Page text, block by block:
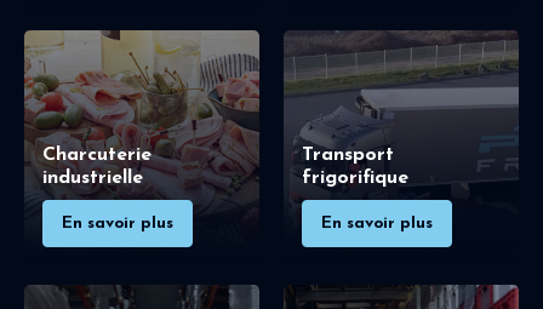
Charcuterie
industrielle
En savoir plus
Transport
frigorifique
En savoir plus